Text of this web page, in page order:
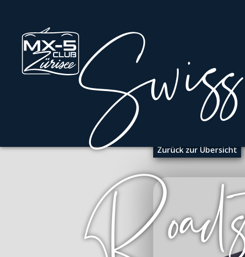
Zurück zur Übersicht